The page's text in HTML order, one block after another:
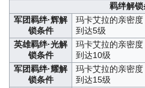
羁绊解锁
军团羁绊·辉解
锁条件
玛卡艾拉的亲密度
到达5级
英雄羁绊·光解
锁条件
玛卡艾拉的亲密度
到达10级
军团羁绊·耀解
锁条件
玛卡艾拉的亲密度
到达15级